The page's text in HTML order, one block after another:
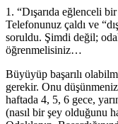
1. “Dışarıda eğlenceli
Telefonunuz çaldı ve
soruldu. Şimdi değil;
öğrenmelisiniz…
Büyüyüp başarılı
gerekir. Onu
haftada 4, 5, 6 gece,
(nasıl bir şey olduğunu